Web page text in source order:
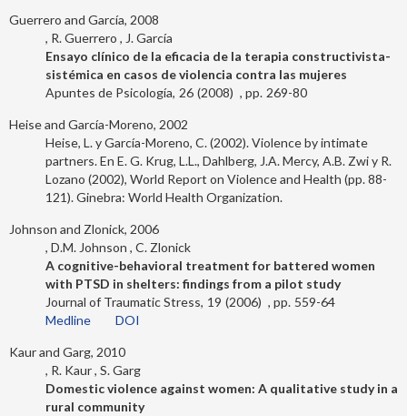
Guerrero and García, 2008
R. Guerrero
J. García
Ensayo clínico de la eficacia de la terapia constructivista-
sistémica en casos de violencia contra las mujeres
Apuntes de Psicología 26 2008 269-80
Heise and García-Moreno, 2002
Heise, L. y García-Moreno, C. (2002). Violence by intimate
partners. En E. G. Krug, L.L., Dahlberg, J.A. Mercy, A.B. Zwi y R.
Lozano (2002), World Report on Violence and Health (pp. 88-
121). Ginebra: World Health Organization.
Johnson and Zlonick, 2006
D.M. Johnson C. Zlonick
A cognitive-behavioral treatment for battered women
with PTSD in shelters: findings from a pilot study
Journal of Traumatic Stress 19 2006
559-64
Medline
DOI
Kaur and Garg, 2010
R. Kaur S. Garg
Domestic violence against women: A qualitative study in a
rural community